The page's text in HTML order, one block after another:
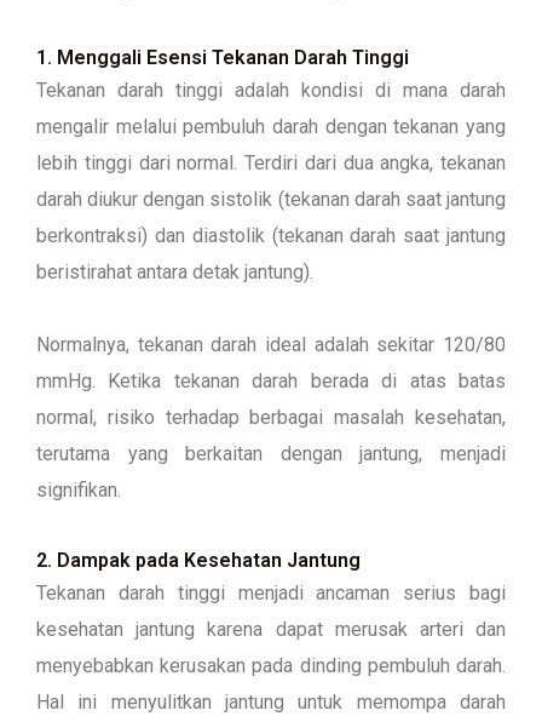
1. Menggali Esensi Tekanan Darah Tinggi
Tekanan darah tinggi adalah kondisi di mana darah
mengalir melalui pembuluh darah dengan tekanan yang
lebih tinggi dari normal. Terdiri dari dua angka, tekanan
darah diukur dengan sistolik (tekanan darah saat jantung
berkontraksi) dan diastolik (tekanan darah saat jantung
beristirahat antara detak jantung).
Normalnya, tekanan darah ideal adalah sekitar 120/80
mmHg. Ketika tekanan darah berada di atas batas
normal, risiko terhadap berbagai masalah kesehatan,
terutama yang berkaitan dengan jantung, menjadi
signifikan.
2. Dampak pada Kesehatan Jantung
Tekanan darah tinggi menjadi ancaman serius bagi
kesehatan jantung karena dapat merusak arteri dan
menyebabkan kerusakan pada dinding pembuluh darah.
Hal ini menyulitkan jantung untuk memompa darah